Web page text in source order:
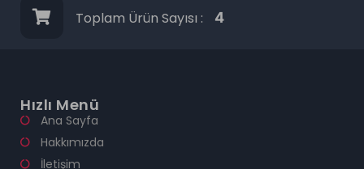
Toplam Ürün Sayısı : 4
Hızlı Menü
Ana Sayfa
Hakkımızda
İletişim